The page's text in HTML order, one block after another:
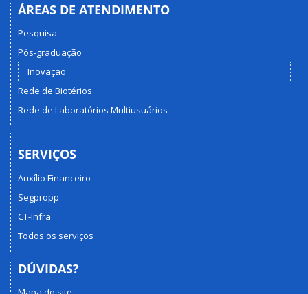
ÁREAS DE ATENDIMENTO
Pesquisa
Pós-graduação
Inovação
Rede de Biotérios
Rede de Laboratórios Multiusuários
SERVIÇOS
Auxílio Financeiro
Segpropp
CT-Infra
Todos os serviços
DÚVIDAS?